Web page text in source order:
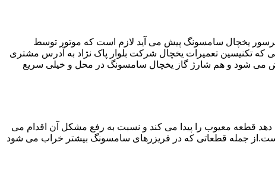
یخچال سامسونگ پیش می آید لازم است که موتور توسط
تکنیسین تعمیرات یخچال شرکت بلوار پاک نژاد به آدرس مشتری
می شود و هم شارژ گاز یخچال سامسونگ در محل و خیلی سریع
قطعه معیوب را پیدا می کند و نسبت به رفع مشکل آن اقدام می
است.از جمله قطعاتی که در فریزرهای سامسونگ بیشتر خراب می شود